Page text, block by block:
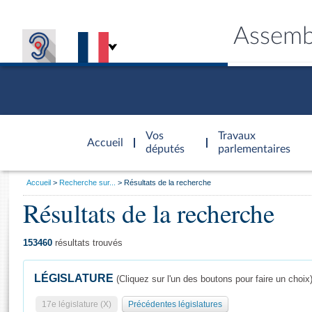
Accueil
d'accueil
Vos
députés
Travaux
parlementaires
Général
Vous
Accueil Recherche sur... Résultats de la recherche
Résultats de la recherche
153460 résultats trouvés
LÉGISLATURE (Cliquez sur l'un des boutons pour faire un choix)
17e législature (X) Précédentes législatures